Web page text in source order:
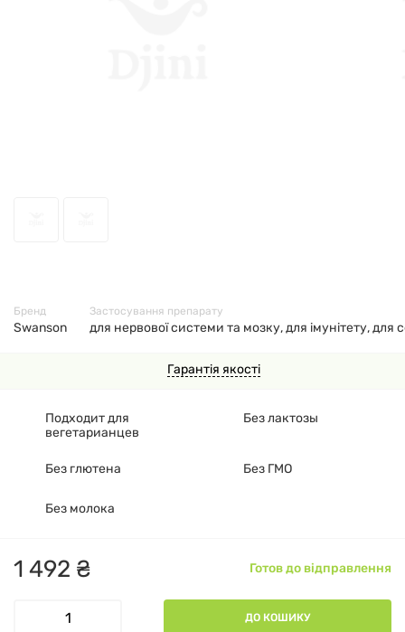
Гарантія якості
1 492 ₴ Готов до відправлення
ДО КОШИКУ
Подходит для
вегетарианцев
Без лактозы
Без глютена Без ГМО
Без молока
Бренд
Swanson
Застосування препарату
для нервової системи та мозку, для імунітету, для